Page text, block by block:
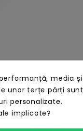
media și
unor terțe părți sunt
personalizate.
implicate?